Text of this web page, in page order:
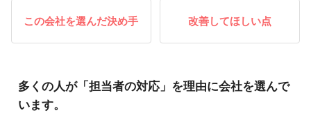
この会社を選んだ決め手 改善してほしい点
多くの人が「担当者の対応」を理由に会社を選んで
います。